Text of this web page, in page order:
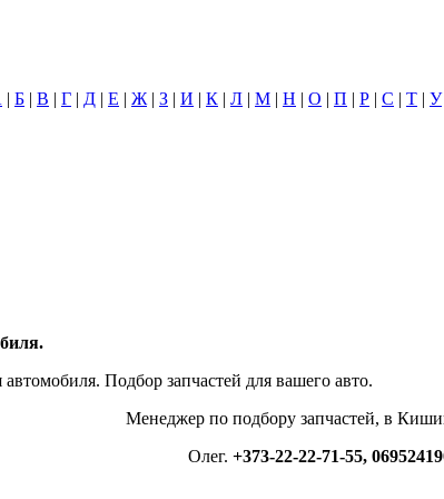
| Б | В | Г | Д | Е | Ж | З | И | К | Л | М | Н | О | П | Р | С | Т | У
Подбор запчастей для вашего авто.
по подбору запчастей, в
+373-22-22-71-55,